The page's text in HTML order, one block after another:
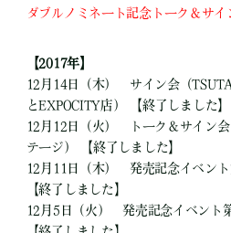
ダブルノミネート記念トーク＆サイ
【2017年】
12月14日（木） サイン会（
とEXPOCITY店） 【終了しました】
12月12日（火） トーク＆サイン
テージ） 【終了しました】
12月11日（木） 発売記念イベント
【終了しました】
12月5日（火） 発売記念イベント